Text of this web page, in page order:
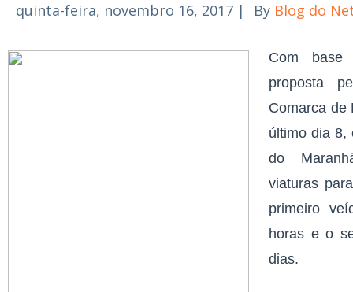
quinta-feira, novembro 16, 2017 | By Blog do
Com
proposta
Comarca de
último dia 8,
do
viaturas
primeiro
horas e o
dias.